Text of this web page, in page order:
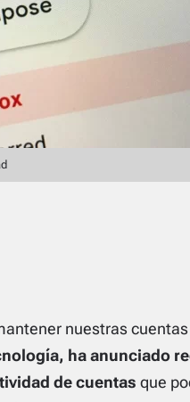
nuestras
ha anunciado
de cuentas que